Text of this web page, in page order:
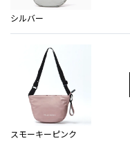
シルバー
スモーキーピンク